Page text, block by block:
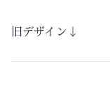
旧デザイン↓